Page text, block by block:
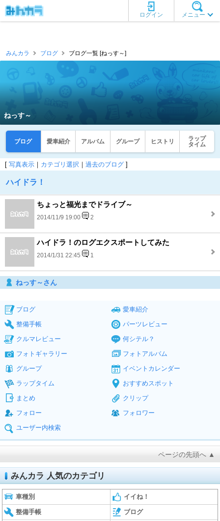
メニュー
ログイン
みんカラ ブログ ブログ一覧 [ねっす～]
ねっす～
ブログ 愛車紹介 アルバム グループ ヒストリ
ラップ
タイム
[ 写真表示 ｜ カテゴリ選択 ｜ 過去のブログ ]
ハイドラ！
ちょっと福光までドライブ～
2014/11/9 19:00 2
ハイドラ！のログエクスポートしてみた
2014/1/31 22:45 1
ねっす～さん
ブログ
愛車紹介
整備手帳
パーツレビュー
クルマレビュー
何シテル？
フォトギャラリー
フォトアルバム
グループ
イベントカレンダー
ラップタイム
おすすめスポット
まとめ
クリップ
フォロー
フォロワー
ユーザー内検索
ページの先頭へ ▲
みんカラ 人気のカテゴリ
車種別 イイね！
整備手帳 ブログ